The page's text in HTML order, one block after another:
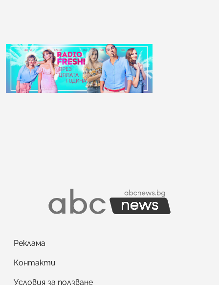
Реклама
Контакти
Условия за ползване